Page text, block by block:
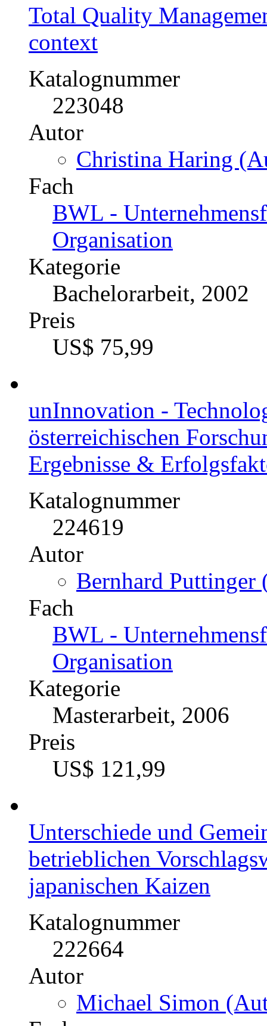
Total Quality
context
Katalognummer
223048
Autor
Christina Haring
Fach
BWL -
Organisation
Kategorie
Bachelorarbeit, 2002
Preis
US$ 75,99
unInnovation -
österreichischen
Ergebnisse &
Katalognummer
224619
Autor
Bernhard
Fach
BWL -
Organisation
Kategorie
Masterarbeit, 2006
Preis
US$ 121,99
Unterschiede und
betrieblichen
japanischen Kaizen
Katalognummer
222664
Autor
Michael Simon